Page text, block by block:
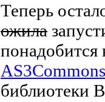
Теперь
ожила
понадобится
AS3Commons
библиотеки